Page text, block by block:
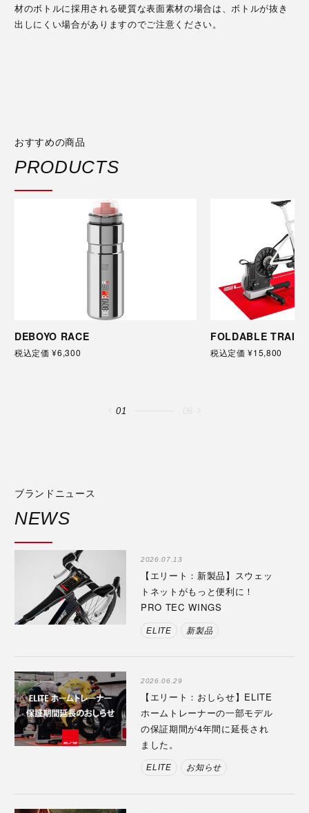
材のボトルに採用される硬質な表面素材の場合は、ボトルが抜き
出しにくい場合がありますのでご注意ください。
おすすめの商品
PRODUCTS
DEBOYO RACE
税込定価 ¥6,300
FOLDABLE
税込定価 ¥15,800
01
ブランドニュース
NEWS
2026.07.13
【エリート：新製品】スウェッ
トネットがもっと便利に！
PRO TEC WINGS
ELITE 新製品
2026.06.29
【エリート：おしらせ】ELITE
ホームトレーナーの一部モデル
の保証期間が4年間に延長され
ました。
ELITE お知らせ